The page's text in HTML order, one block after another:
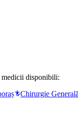
medicii disponibili:
Chirurgie Generală